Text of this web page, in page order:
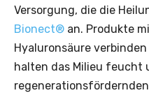
Versorgung, die die
Bionect® an. Produkte
Hyaluronsäure
halten das Milieu feucht